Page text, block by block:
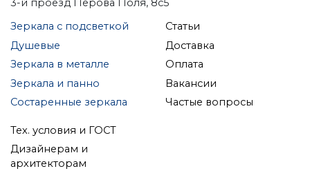
3-й проезд Перова Поля, 8с5
Зеркала с подсветкой
Душевые
Зеркала в металле
Зеркала и панно
Состаренные зеркала
Статьи
Доставка
Оплата
Вакансии
Частые вопросы
Тех. условия и ГОСТ
Дизайнерам и
архитекторам